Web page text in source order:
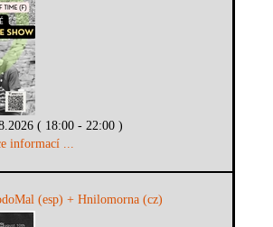
( 18:00 - 22:00 )
informací ...
(esp) + Hnilomorna (cz)